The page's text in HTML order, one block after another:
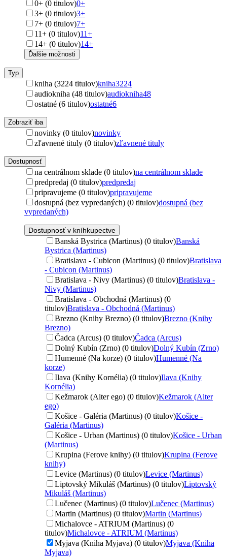
0+ (0 titulov)0+
3+ (0 titulov)3+
7+ (0 titulov)7+
11+ (0 titulov)11+
14+ (0 titulov)14+
Ďalšie možnosti
Typ
kniha (3224 titulov)kniha3224
audiokniha (48 titulov)audiokniha48
ostatné (6 titulov)ostatné6
Zobraziť iba
novinky (0 titulov)novinky
zľavnené tituly (0 titulov)zľavnené tituly
Dostupnosť
na centrálnom sklade (0 titulov)na centrálnom sklade
predpredaj (0 titulov)predpredaj
pripravujeme (0 titulov)pripravujeme
dostupná (bez vypredaných) (0 titulov)dostupná (bez
vypredaných)
Dostupnosť v kníhkupectve
Banská Bystrica (Martinus) (0 titulov)Banská
Bystrica (Martinus)
Bratislava - Cubicon (Martinus) (0 titulov)Bratislava
- Cubicon (Martinus)
Bratislava - Nivy (Martinus) (0 titulov)Bratislava -
Nivy (Martinus)
Bratislava - Obchodná (Martinus) (0
titulov)Bratislava - Obchodná (Martinus)
Brezno (Knihy Brezno) (0 titulov)Brezno (Knihy
Brezno)
Čadca (Arcus) (0 titulov)Čadca (Arcus)
Dolný Kubín (Zrno) (0 titulov)Dolný Kubín (Zrno)
Humenné (Na korze) (0 titulov)Humenné (Na
korze)
Ilava (Knihy Kornélia) (0 titulov)Ilava (Knihy
Kornélia)
Kežmarok (Alter ego) (0 titulov)Kežmarok (Alter
ego)
Košice - Galéria (Martinus) (0 titulov)Košice -
Galéria (Martinus)
Košice - Urban (Martinus) (0 titulov)Košice - Urban
(Martinus)
Krupina (Ferove knihy) (0 titulov)Krupina (Ferove
knihy)
Levice (Martinus) (0 titulov)Levice (Martinus)
Liptovský Mikuláš (Martinus) (0 titulov)Liptovský
Mikuláš (Martinus)
Lučenec (Martinus) (0 titulov)Lučenec (Martinus)
Martin (Martinus) (0 titulov)Martin (Martinus)
Michalovce - ATRIUM (Martinus) (0
titulov)Michalovce - ATRIUM (Martinus)
Myjava (Kniha Myjava) (0 titulov)Myjava (Kniha
Myjava)